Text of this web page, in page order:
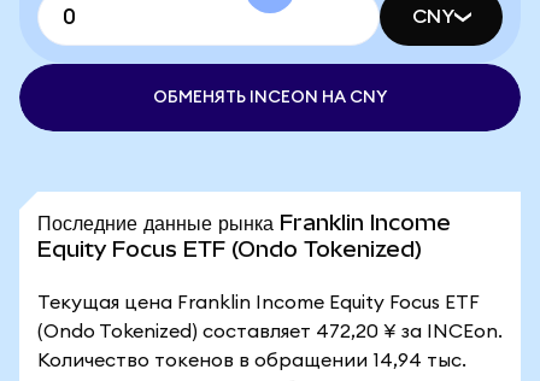
CNY
ОБМЕНЯТЬ INCEON НА CNY
Последние данные рынка Franklin Income
Equity Focus ETF (Ondo Tokenized)
Текущая цена Franklin Income Equity Focus ETF
(Ondo Tokenized) составляет 472,20 ¥ за INCEon.
Количество токенов в обращении 14,94 тыс.